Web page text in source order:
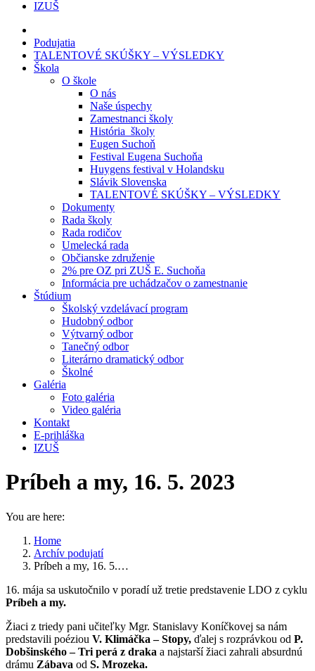
IZUŠ
Podujatia
TALENTOVÉ SKÚŠKY – VÝSLEDKY
Škola
O škole
O nás
Naše úspechy
Zamestnanci školy
História školy
Eugen Suchoň
Festival Eugena Suchoňa
Huygens festival v Holandsku
Slávik Slovenska
TALENTOVÉ SKÚŠKY – VÝSLEDKY
Dokumenty
Rada školy
Rada rodičov
Umelecká rada
Občianske združenie
2% pre OZ pri ZUŠ E. Suchoňa
Informácia pre uchádzačov o zamestnanie
Štúdium
Školský vzdelávací program
Hudobný odbor
Výtvarný odbor
Tanečný odbor
Literárno dramatický odbor
Školné
Galéria
Foto galéria
Video galéria
Kontakt
E-prihláška
IZUŠ
Príbeh a my, 16. 5. 2023
You are here:
Home
Archív podujatí
Príbeh a my, 16. 5.…
16. mája sa uskutočnilo v poradí už tretie predstavenie LDO z cyklu
Príbeh a my.
Žiaci z triedy pani učiteľky Mgr. Stanislavy Koníčkovej sa nám
predstavili poéziou V. Klimáčka – Stopy, ďalej s rozprávkou od P.
Dobšinského – Tri perá z draka a najstarší žiaci zahrali absurdnú
drámu Zábava od S. Mrozeka.